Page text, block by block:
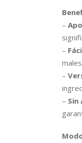
–
–
–
–